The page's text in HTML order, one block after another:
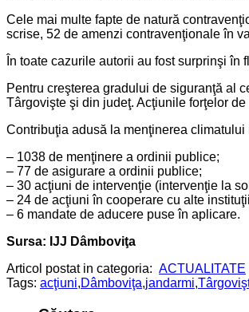
Cele mai multe fapte de natură
scrise, 52 de amenzi contravenţionale în
În toate cazurile autorii au fost surprinşi
Pentru creşterea gradului de siguranţă al
Târgovişte şi din judeţ. Acţiunile forţelor
Contribuţia adusă la menţinerea
– 1038 de menţinere a ordinii publice;
– 77 de asigurare a ordinii publice;
– 30 acţiuni de intervenţie (intervenţie la
– 24 de acţiuni în cooperare cu alte
– 6 mandate de aducere puse în aplicare.
Sursa: IJJ Dâmboviţa
Articol postat in categoria: ACTUALITATE
Tags: acţiuni,Dâmboviţa,jandarmi,